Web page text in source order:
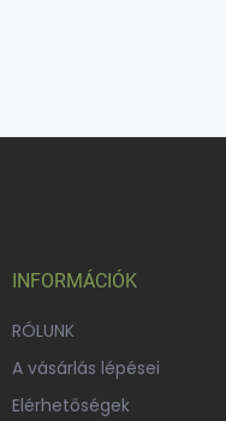
INFORMÁCIÓK
RÓLUNK
A vásárlás lépései
Elérhetőségek